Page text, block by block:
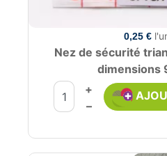
0,25 €
Nez de sécurité
dimensions
+
–